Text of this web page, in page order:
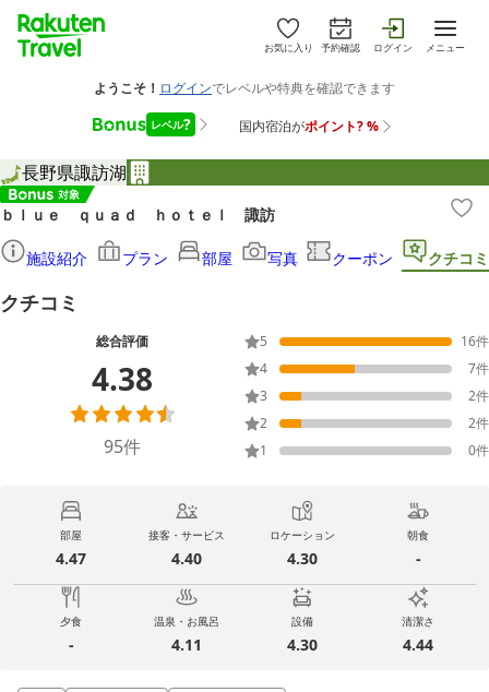
お気に入り 予約確認 ログイン メニュー
長野県諏訪湖
ｂｌｕｅ ｑｕａｄ ｈｏｔｅｌ 諏訪
施設紹介 プラン 部屋 写真 クーポン クチコミ
クチコミ
総合評価
4.38
95件
5 16件
4
7件
3
2件
2
2件
1
0件
部屋
4.47
接客・サービス
4.40
ロケーション
4.30
朝食
-
夕食
-
温泉・お風呂
4.11
設備
4.30
清潔さ
4.44